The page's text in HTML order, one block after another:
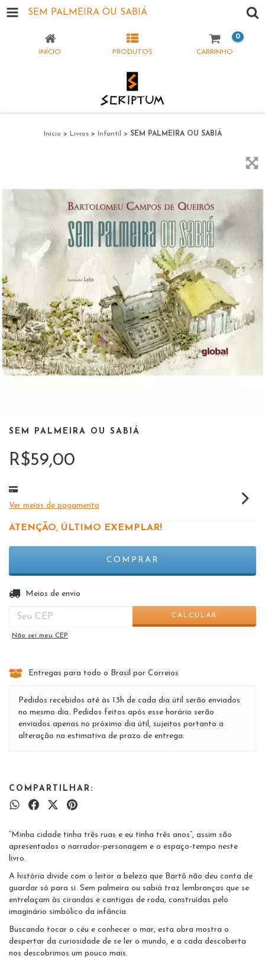
SEM PALMEIRA OU SABIÁ
INÍCIO PRODUTOS CARRINHO
0
Início > Livros > Infantil > SEM PALMEIRA OU SABIÁ
SEM PALMEIRA OU SABIÁ
R$59,00
Ver meios de pagamento
ATENÇÃO, ÚLTIMO EXEMPLAR!
Entregas para o CEP:
Meios de envio
CALCULAR
Não sei meu CEP
Entregas para todo o Brasil por Correios
Pedidos recebidos até às 13h de cada dia útil serão enviados
no mesmo dia. Pedidos feitos após esse horário serão
enviados apenas no próximo dia útil, sujeitos portanto a
alteração na estimativa de prazo de entrega.
COMPARTILHAR:
“Minha cidade tinha três ruas e eu tinha três anos”, assim são
apresentados o narrador-personagem e o espaço-tempo neste
livro.
A história divide com o leitor a beleza que Bartô não deu conta de
guardar só para si. Sem palmeira ou sabiá traz lembranças que se
entrelaçam às cirandas e cantigas de roda, construídas pelo
imaginário simbólico da infância.
Buscando tocar o céu e conhecer o mar, esta obra mostra o
despertar da curiosidade de se ler o mundo, e a cada descoberta
nos descobrimos um pouco mais.